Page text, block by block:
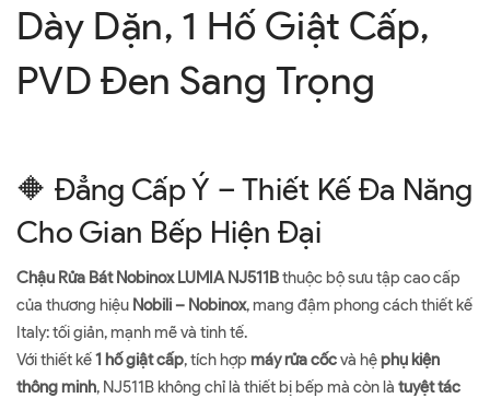
Dày Dặn, 1 Hố Giật Cấp,
PVD Đen Sang Trọng
🔶 Đẳng Cấp Ý – Thiết Kế Đa Năng
Cho Gian Bếp Hiện Đại
Chậu Rửa Bát Nobinox LUMIA NJ511Bthuộc bộ sưu tập cao cấp
của thương hiệu Nobili – Nobinox, mang đậm phong cách thiết kế
Italy: tối giản, mạnh mẽ và tinh tế.
Với thiết kế1 hố giật cấp, tích hợp máy rửa cốcvà hệphụ kiện
thông minh, NJ511B không chỉ là thiết bị bếp mà còn là tuyệt tác